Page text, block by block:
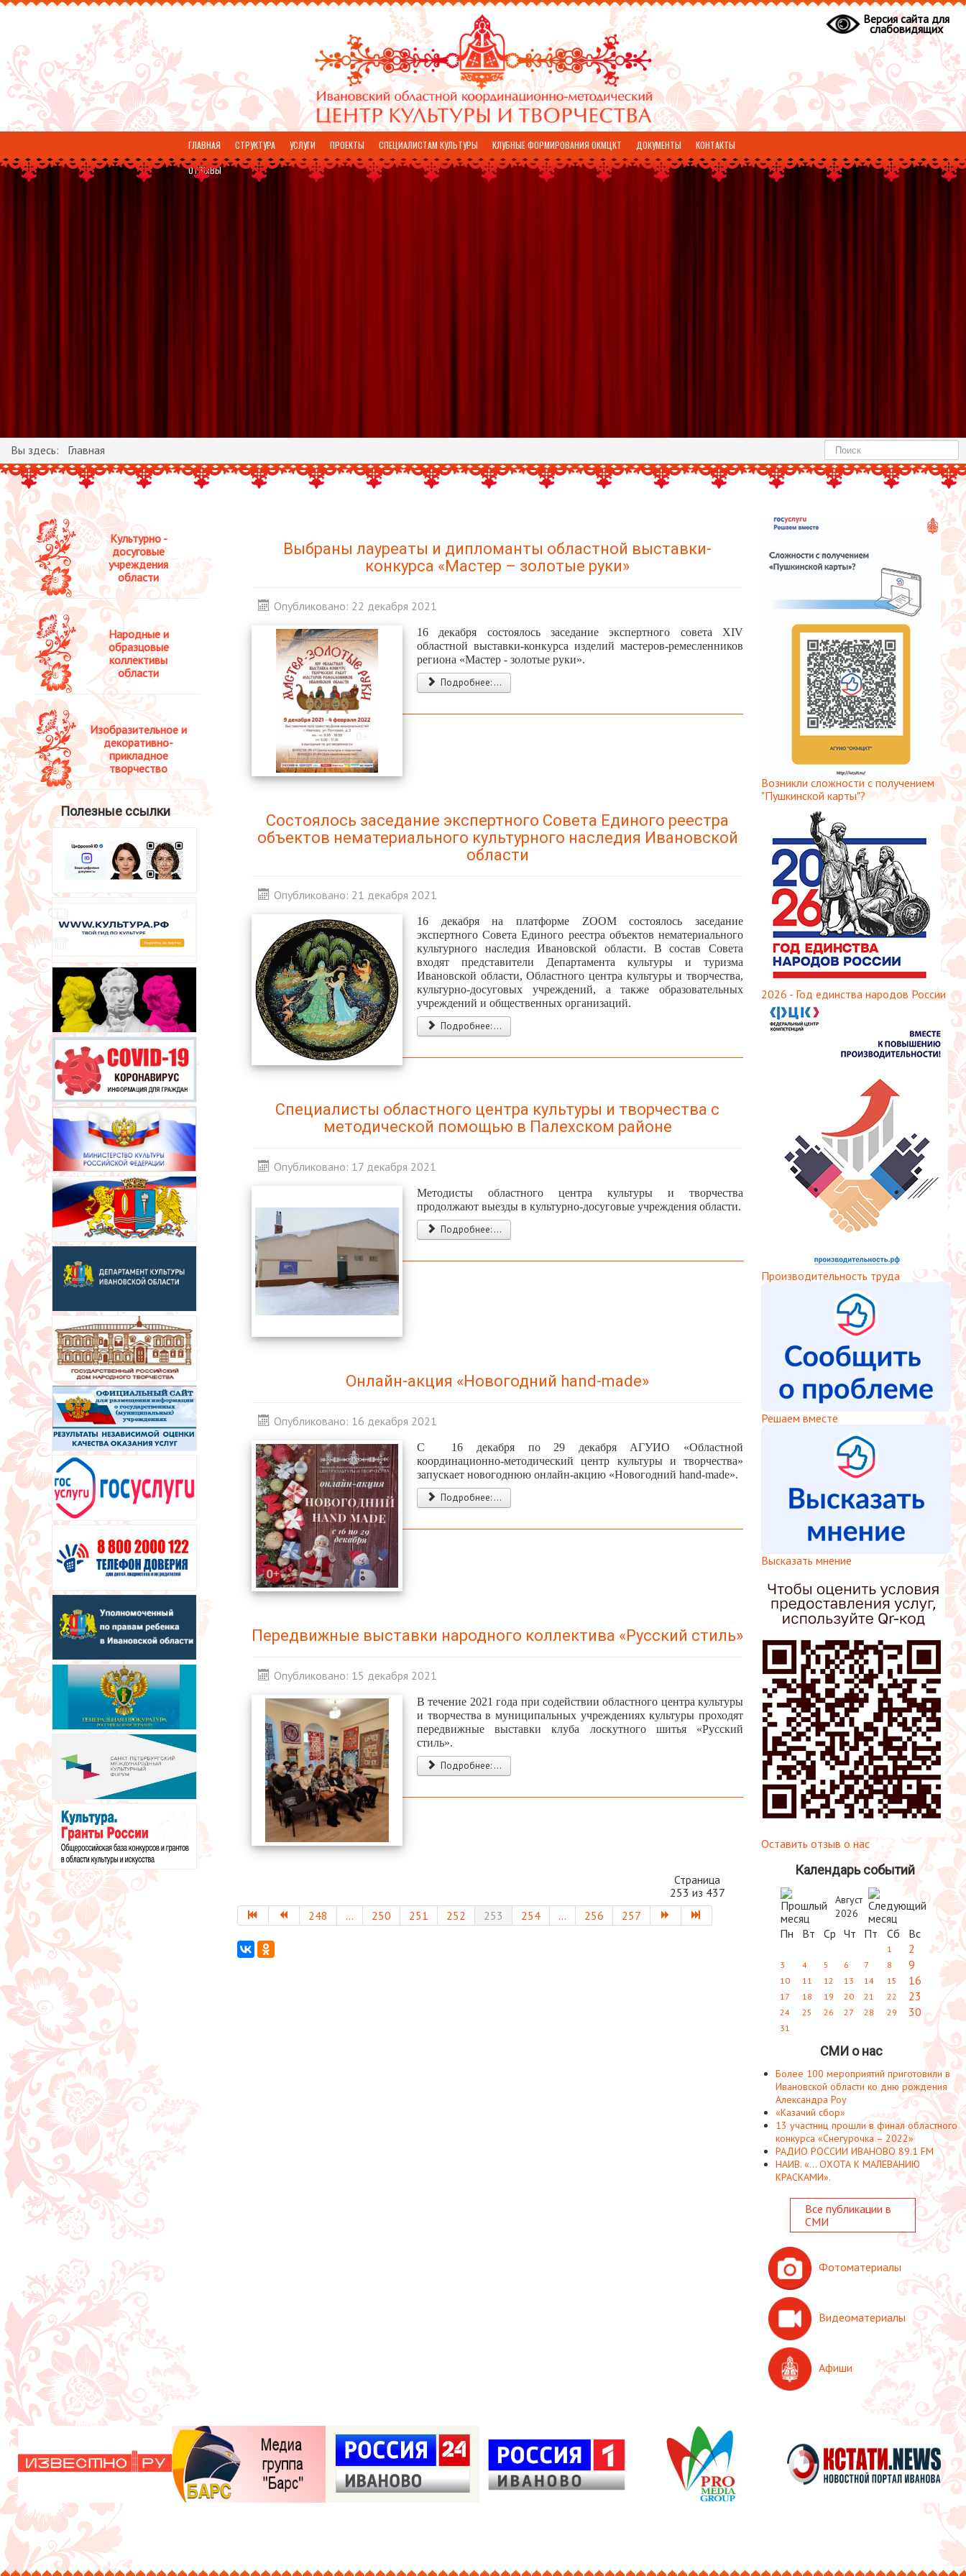
Версия сайта для
слабовидящих
ГЛАВНАЯ СТРУКТУРА УСЛУГИ ПРОЕКТЫ СПЕЦИАЛИСТАМ КУЛЬТУРЫ КЛУБНЫЕ ФОРМИРОВАНИЯ ОКМЦКТ ДОКУМЕНТЫ КОНТАКТЫ
ОТЗЫВЫ
Вы здесь: Главная Найти
Культурно -
досуговые
учреждения
области
Народные и
образцовые
коллективы
области
Изобразительное и
декоративно-
прикладное
творчество
Полезные ссылки
Выбраны лауреаты и дипломанты областной выставки-
конкурса «Мастер – золотые руки»
Опубликовано: 22 декабря 2021
16 декабря состоялось заседание экспертного совета XIV
областной выставки-конкурса изделий мастеров-ремесленников
региона «Мастер - золотые руки».
Подробнее: ...
Состоялось заседание экспертного Совета Единого реестра
объектов нематериального культурного наследия Ивановской
области
Опубликовано: 21 декабря 2021
16 декабря на платформе ZOOM состоялось заседание
экспертного Совета Единого реестра объектов нематериального
культурного наследия Ивановской области. В состав Совета
входят представители Департамента культуры и туризма
Ивановской области, Областного центра культуры и творчества,
культурно-досуговых учреждений, а также образовательных
учреждений и общественных организаций.
Подробнее: ...
Специалисты областного центра культуры и творчества с
методической помощью в Палехском районе
Опубликовано: 17 декабря 2021
Методисты областного центра культуры и творчества
продолжают выезды в культурно-досуговые учреждения области.
Подробнее: ...
Онлайн-акция «Новогодний hand-made»
Опубликовано: 16 декабря 2021
С 16 декабря по 29 декабря АГУИО «Областной
координационно-методический центр культуры и творчества»
запускает новогоднюю онлайн-акцию «Новогодний hand-made».
Подробнее: ...
Передвижные выставки народного коллектива «Русский стиль»
Опубликовано: 15 декабря 2021
В течение 2021 года при содействии областного центра культуры
и творчества в муниципальных учреждениях культуры проходят
передвижные выставки клуба лоскутного шитья «Русский
стиль».
Подробнее: ...
Страница
253 из 437
248
... 250 251 252 253 254 ... 256 257
Возникли сложности с получением
"Пушкинской карты"?
2026 - Год единства народов России
Производительность труда
Решаем вместе
Высказать мнение
Оставить отзыв о нас
Календарь событий
Август
2026
Пн Вт Ср Чт Пт Сб Вс
1 2
3 4 5 6 7 8 9
10 11 12 13 14 15 16
17 18 19 20 21 22 23
24 25 26 27 28 29 30
31
СМИ о нас
Более 100 мероприятий приготовили в
Ивановской области ко дню рождения
Александра Роу
«Казачий сбор»
13 участниц прошли в финал областного
конкурса «Снегурочка – 2022»
РАДИО РОССИИ ИВАНОВО 89.1 FM
НАИВ. «... ОХОТА К МАЛЕВАНИЮ
КРАСКАМИ».
Все публикации в
СМИ
Фотоматериалы
Видеоматериалы
Афиши